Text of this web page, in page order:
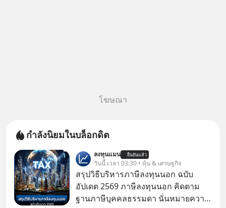
โฆษณา
กำลังนิยมในบล็อกดิต
ลงทุนแมน ยืนยันแล้ว
วันนี้ เวลา 03:30 • หุ้น & เศรษฐกิจ
สรุปวิธีบริหารภาษีลงทุนนอก ฉบับ
อัปเดต 2569 ภาษีลงทุนนอก คิดตาม
ฐานภาษีบุคคลธรรมดา นั่นหมายความ